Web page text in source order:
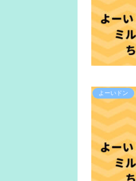
よーいドン